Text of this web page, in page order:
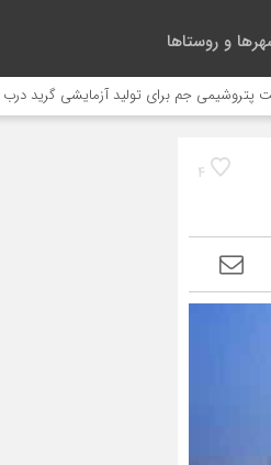
و روستاها
جم برای تولید آزمایشی گرید درب بطری
4